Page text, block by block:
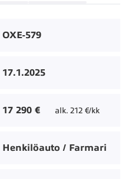
OXE-579
17.1.2025
17 290 € alk. 212 €/kk
Henkilöauto / Farmari